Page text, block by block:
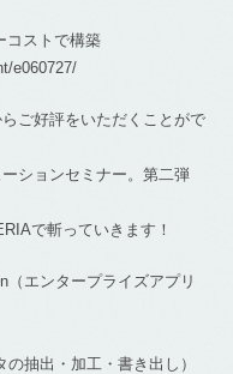
ストで構築
e060727/
ご好評をいただくことがで
ションセミナー。第二弾
で斬っていきます！
（エンタープライズアプリ
抽出・加工・書き出し）